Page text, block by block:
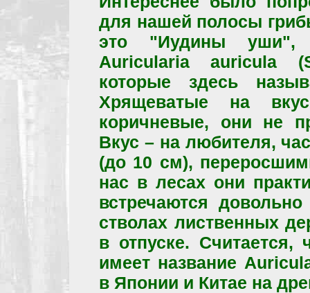
для нашей полосы
это "Иудины уши",
Auricularia auricula
которые здесь
Хрящеватые на
коричневые, они не
Вкус – на любителя,
(до 10 см),
нас в лесах они
встречаются
стволах лиственных
в отпуске. Считается,
имеет название
в Японии и Китае на